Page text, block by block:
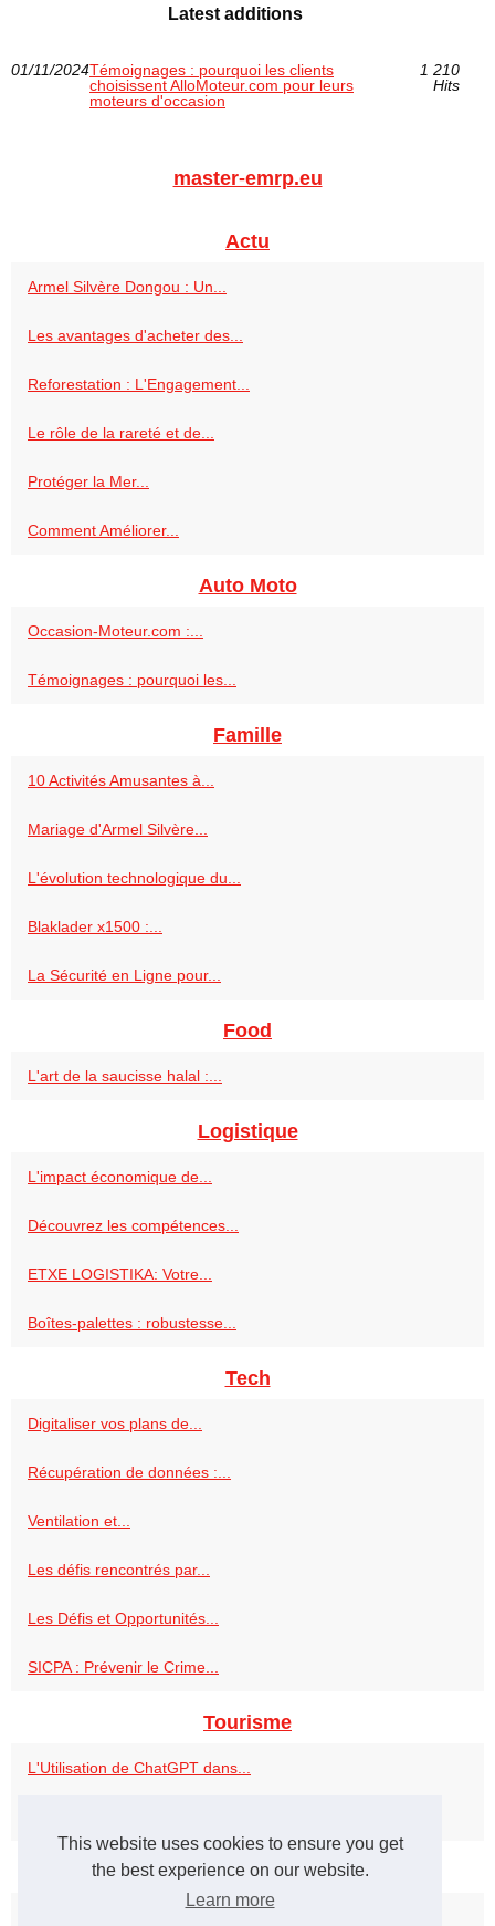
This website uses cookies to ensure you get
the best experience on our website.
Learn more
Latest additions
01/11/2024Témoignages : pourquoi les clients
choisissent AlloMoteur.com pour leurs
moteurs d'occasion
1 210
Hits
master-emrp.eu
Actu
Armel Silvère Dongou : Un...
Les avantages d'acheter des...
Reforestation : L'Engagement...
Le rôle de la rareté et de...
Protéger la Mer...
Comment Améliorer...
Auto Moto
Occasion-Moteur.com :...
Témoignages : pourquoi les...
Famille
10 Activités Amusantes à...
Mariage d'Armel Silvère...
L'évolution technologique du...
Blaklader x1500 :...
La Sécurité en Ligne pour...
Food
L'art de la saucisse halal :...
Logistique
L'impact économique de...
Découvrez les compétences...
ETXE LOGISTIKA: Votre...
Boîtes-palettes : robustesse...
Tech
Digitaliser vos plans de...
Récupération de données :...
Ventilation et...
Les défis rencontrés par...
Les Défis et Opportunités...
SICPA : Prévenir le Crime...
Tourisme
L'Utilisation de ChatGPT dans...
Web